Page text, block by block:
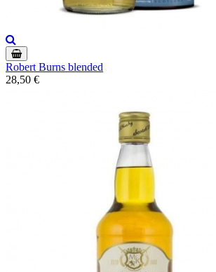
Robert Burns blended
28,50 €